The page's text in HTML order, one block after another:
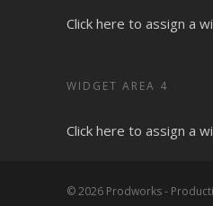
Click here to assign a
WIDGET AREA 4
Click here to assign a
© 2026 Prodworks -